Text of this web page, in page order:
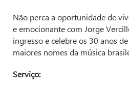
Não perca a oportunidade de
e emocionante com Jorge
ingresso e celebre os 30 anos
maiores nomes da música
Serviço: